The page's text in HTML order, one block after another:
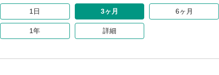
1日 3ヶ月 6ヶ月
1年 詳細